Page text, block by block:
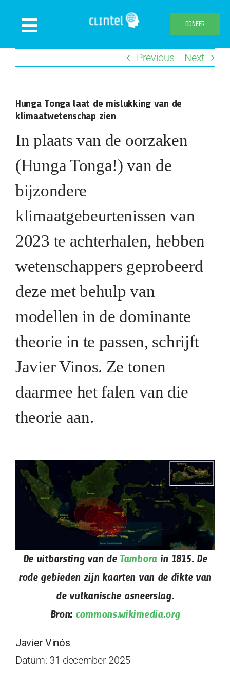
Toggle
Navigation
Publicaties
Over ons
Clintel.org
Webshop
DONEER
Previous Next
Hunga Tonga laat de mislukking van de
klimaatwetenschap zien
In plaats van de oorzaken
(Hunga Tonga!) van de
bijzondere
klimaatgebeurtenissen van
2023 te achterhalen, hebben
wetenschappers geprobeerd
deze met behulp van
modellen in de dominante
theorie in te passen, schrijft
Javier Vinos. Ze tonen
daarmee het falen van die
theorie aan.
De uitbarsting van de Tambora in 1815. De
rode gebieden zijn kaarten van de dikte van
de vulkanische asneerslag.
Bron: commons.wikimedia.org
Javier Vinós
Datum: 31 december 2025